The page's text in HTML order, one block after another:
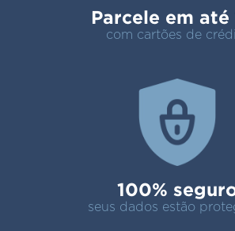
Parcele em até
com cartões de
100%
seus dados estão